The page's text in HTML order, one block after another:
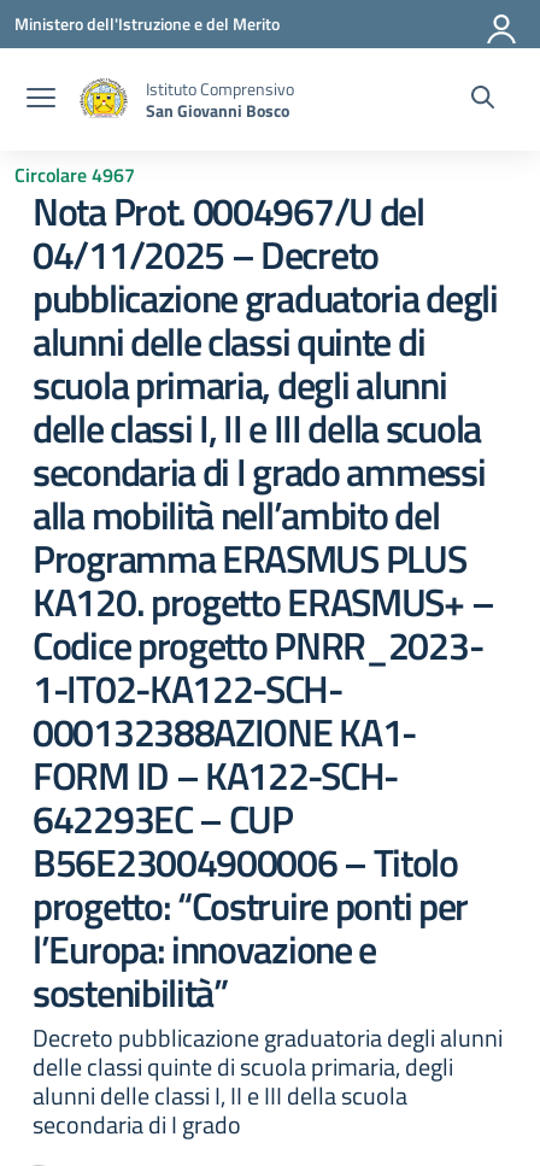
Vai ai contenuti
Vai al menu di navigazione
Vai al footer
Ministero dell'Istruzione e del Merito
Istituto Comprensivo
San Giovanni Bosco
Circolare 4967
Nota Prot. 0004967/U del
04/11/2025 – Decreto
pubblicazione graduatoria degli
alunni delle classi quinte di
scuola primaria, degli alunni
delle classi I, II e III della scuola
secondaria di I grado ammessi
alla mobilità nell’ambito del
Programma ERASMUS PLUS
KA120. progetto ERASMUS+ –
Codice progetto PNRR_2023-
1-IT02-KA122-SCH-
000132388AZIONE KA1-
FORM ID – KA122-SCH-
642293EC – CUP
B56E23004900006 – Titolo
progetto: “Costruire ponti per
l’Europa: innovazione e
sostenibilità”
Decreto pubblicazione graduatoria degli alunni
delle classi quinte di scuola primaria, degli
alunni delle classi I, II e III della scuola
secondaria di I grado